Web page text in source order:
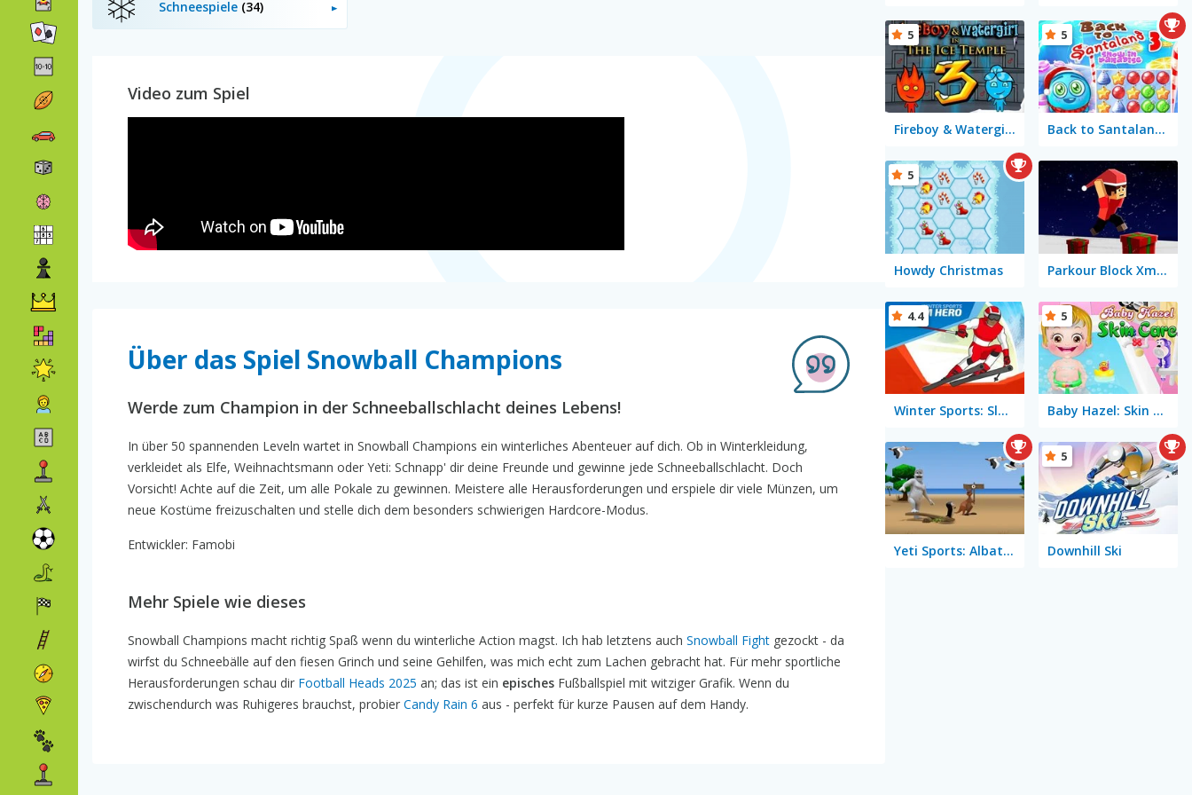
Schneespiele (34)
Video zum Spiel
Über das Spiel Snowball Champions
Werde zum Champion in der Schneeballschlacht deines Lebens!
In über 50 spannenden Leveln wartet in Snowball Champions ein winterliches Abenteuer auf dich. Ob in Winterkleidung,
verkleidet als Elfe, Weihnachtsmann oder Yeti: Schnapp' dir deine Freunde und gewinne jede Schneeballschlacht. Doch
Vorsicht! Achte auf die Zeit, um alle Pokale zu gewinnen. Meistere alle Herausforderungen und erspiele dir viele Münzen, um
neue Kostüme freizuschalten und stelle dich dem besonders schwierigen Hardcore-Modus.
Entwickler: Famobi
Mehr Spiele wie dieses
Snowball Champions macht richtig Spaß wenn du winterliche Action magst. Ich hab letztens auch Snowball Fight gezockt - da
wirfst du Schneebälle auf den fiesen Grinch und seine Gehilfen, was mich echt zum Lachen gebracht hat. Für mehr sportliche
Herausforderungen schau dir Football Heads 2025 an; das ist ein episches Fußballspiel mit witziger Grafik. Wenn du
zwischendurch was Ruhigeres brauchst, probier Candy Rain 6 aus - perfekt für kurze Pausen auf dem Handy.
Fireboy & Watergirl 3 in the Ice Temple
5
Back to Santaland: Snow in Paradise
5
Howdy Christmas
5
Parkour Block Xmas Special
Winter Sports: Slalom Hero
4.4
Baby Hazel: Skin Care
5
Yeti Sports: Albatross Overload Downhill Ski
5